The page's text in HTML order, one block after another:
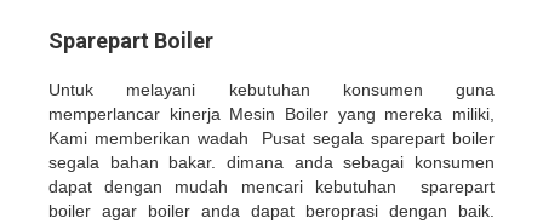
Sparepart Boiler
Untuk melayani kebutuhan konsumen guna
memperlancar kinerja Mesin Boiler yang mereka miliki,
Kami memberikan wadah Pusat segala sparepart boiler
segala bahan bakar. dimana anda sebagai konsumen
dapat dengan mudah mencari kebutuhan sparepart
boiler agar boiler anda dapat beroprasi dengan baik.